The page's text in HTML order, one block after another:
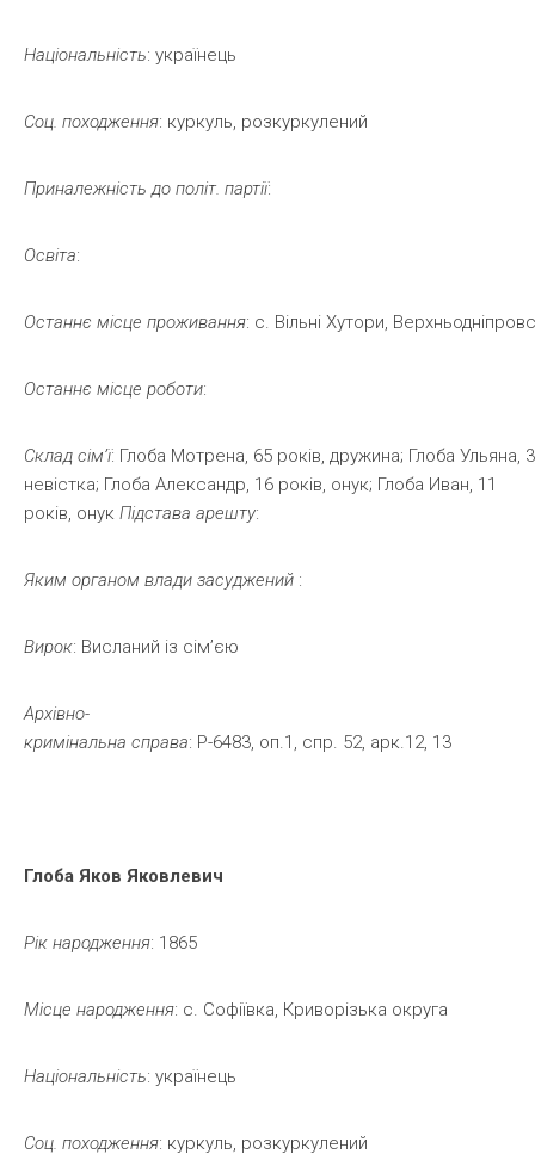
Національність: українець
Соц. походження: куркуль, розкуркулений
Приналежність до політ. партії:
Освіта:
Останнє місце проживання: с. Вільні Хутори,
Останнє місце роботи:
Склад сім’ї: Глоба Мотрена, 65 років, дружина; Глоба Ульяна,
невістка; Глоба Александр, 16 років, онук; Глоба Иван, 11
років, онук Підстава арешту:
Яким органом влади засуджений :
Вирок: Висланий із сім’єю
Архівно-
кримінальна справа: Р-6483, оп.1, спр. 52, арк.12, 13
Глоба Яков Яковлевич
Рік народження: 1865
Місце народження: с. Софіївка, Криворізька округа
Національність: українець
Соц. походження: куркуль, розкуркулений